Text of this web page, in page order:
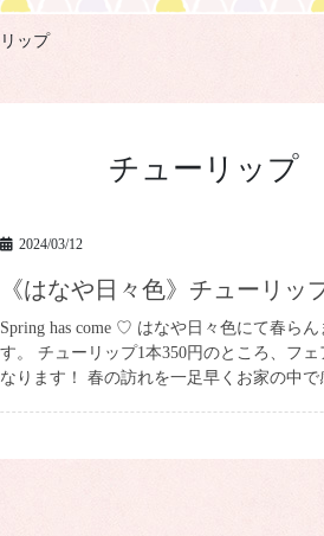
ップ
チューリップ
2024/03/12
《はなや日々色》チューリ
Spring has come ♡ はなや日々色にて春ら
す。 チューリップ1本350円のところ、フ
なります！ 春の訪れを一足早くお家の中